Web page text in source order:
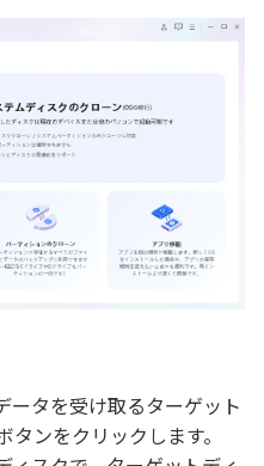
ータを受け取るターゲット
ンをクリックします。